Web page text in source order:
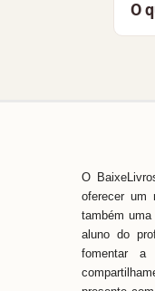
a
O
O
oferecer um
também
aluno do
fomentar a